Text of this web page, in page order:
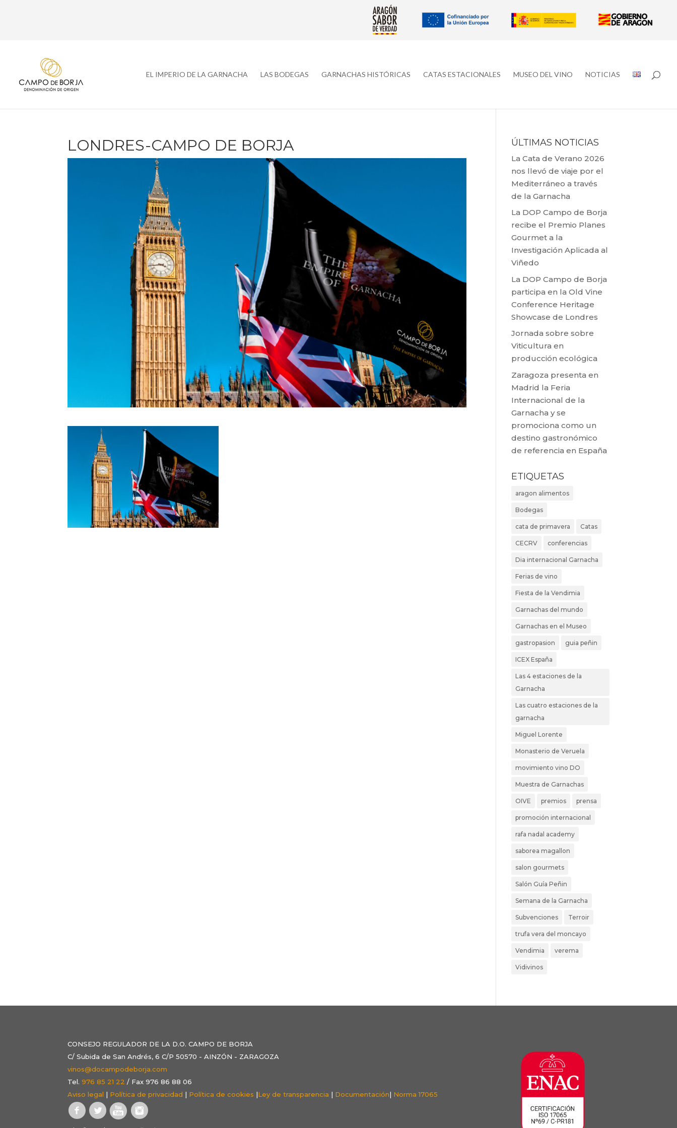
EL IMPERIO DE LA GARNACHA LAS BODEGAS GARNACHAS HISTÓRICAS CATAS ESTACIONALES MUSEO DEL VINO NOTICIAS
LONDRES-CAMPO DE BORJA ÚLTIMAS NOTICIAS
La Cata de Verano 2026
nos llevó de viaje por el
Mediterráneo a través
de la Garnacha
La DOP Campo de Borja
recibe el Premio Planes
Gourmet a la
Investigación Aplicada al
Viñedo
La DOP Campo de Borja
participa en la Old Vine
Conference Heritage
Showcase de Londres
Jornada sobre sobre
Viticultura en
producción ecológica
Zaragoza presenta en
Madrid la Feria
Internacional de la
Garnacha y se
promociona como un
destino gastronómico
de referencia en España
ETIQUETAS
aragon alimentos
Bodegas
cata de primavera Catas
CECRV conferencias
Dia internacional Garnacha
Ferias de vino
Fiesta de la Vendimia
Garnachas del mundo
Garnachas en el Museo
gastropasion guia peñin
ICEX España
Las 4 estaciones de la
Garnacha
Las cuatro estaciones de la
garnacha
Miguel Lorente
Monasterio de Veruela
movimiento vino DO
Muestra de Garnachas
OIVE premios prensa
promoción internacional
rafa nadal academy
saborea magallon
salon gourmets
Salón Guía Peñin
Semana de la Garnacha
Subvenciones Terroir
trufa vera del moncayo
Vendimia verema
Vidivinos
CONSEJO REGULADOR DE LA D.O. CAMPO DE BORJA
C/ Subida de San Andrés, 6 C/P 50570 - AINZÓN - ZARAGOZA
vinos@docampodeborja.com
Tel.976 85 21 22 / Fax 976 86 88 06
Aviso legal | Política de privacidad | Política de cookies |Ley de transparencia | Documentación| Norma 17065